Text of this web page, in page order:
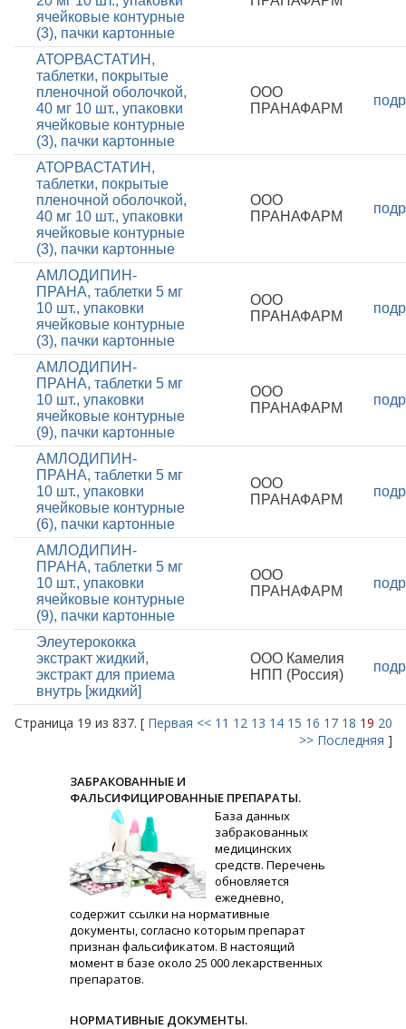
ячейковые контурные
(3), пачки картонные
АТОРВАСТАТИН,
таблетки, покрытые
пленочной оболочкой,
40 мг 10 шт., упаковки
ячейковые контурные
(3), пачки картонные
ООО
ПРАНАФАРМ
АТОРВАСТАТИН,
таблетки, покрытые
пленочной оболочкой,
40 мг 10 шт., упаковки
ячейковые контурные
(3), пачки картонные
ООО
ПРАНАФАРМ
АМЛОДИПИН-
ПРАНА, таблетки 5 мг
10 шт., упаковки
ячейковые контурные
(3), пачки картонные
ООО
ПРАНАФАРМ
АМЛОДИПИН-
ПРАНА, таблетки 5 мг
10 шт., упаковки
ячейковые контурные
(9), пачки картонные
ООО
ПРАНАФАРМ
АМЛОДИПИН-
ПРАНА, таблетки 5 мг
10 шт., упаковки
ячейковые контурные
(6), пачки картонные
ООО
ПРАНАФАРМ
АМЛОДИПИН-
ПРАНА, таблетки 5 мг
10 шт., упаковки
ячейковые контурные
(9), пачки картонные
ООО
ПРАНАФАРМ
Элеутерококка
экстракт жидкий,
экстракт для приема
внутрь [жидкий]
ООО Камелия
НПП (Россия)
Страница 19 из 837. [ Первая << 11 12 13 14 15 16 17 18 19 20
>> Последняя ]
ЗАБРАКОВАННЫЕ И
ФАЛЬСИФИЦИРОВАННЫЕ ПРЕПАРАТЫ.
База данных
забракованных
медицинских
средств. Перечень
обновляется
ежедневно,
содержит ссылки на нормативные
документы, согласно которым препарат
признан фальсификатом. В настоящий
момент в базе около 25 000 лекарственных
препаратов.
НОРМАТИВНЫЕ ДОКУМЕНТЫ.